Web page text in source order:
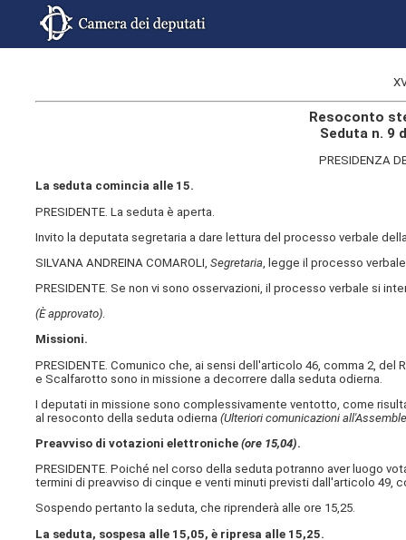
Resoconto
Seduta n. 9
PRESIDENZA
La seduta comincia alle 15.
PRESIDENTE. La seduta è aperta.
Invito la deputata segretaria a dare lettura del processo verbale
SILVANA ANDREINA COMAROLI,Segretaria , legge il processo
PRESIDENTE. Se non vi sono osservazioni, il processo verbale si
(È approvato).
Missioni.
PRESIDENTE. Comunico che, ai sensi dell'articolo 46, comma 2,
e Scalfarotto sono in missione a decorrere dalla seduta odierna.
I deputati in missione sono complessivamente ventotto, come
al resoconto della seduta odierna(Ulteriori comunicazioni
Preavviso di votazioni elettroniche(ore 15,04).
PRESIDENTE. Poiché nel corso della seduta potranno aver luogo
termini di preavviso di cinque e venti minuti previsti dall'articolo 49,
Sospendo pertanto la seduta, che riprenderà alle ore 15,25.
La seduta, sospesa alle 15,05, è ripresa alle 15,25.